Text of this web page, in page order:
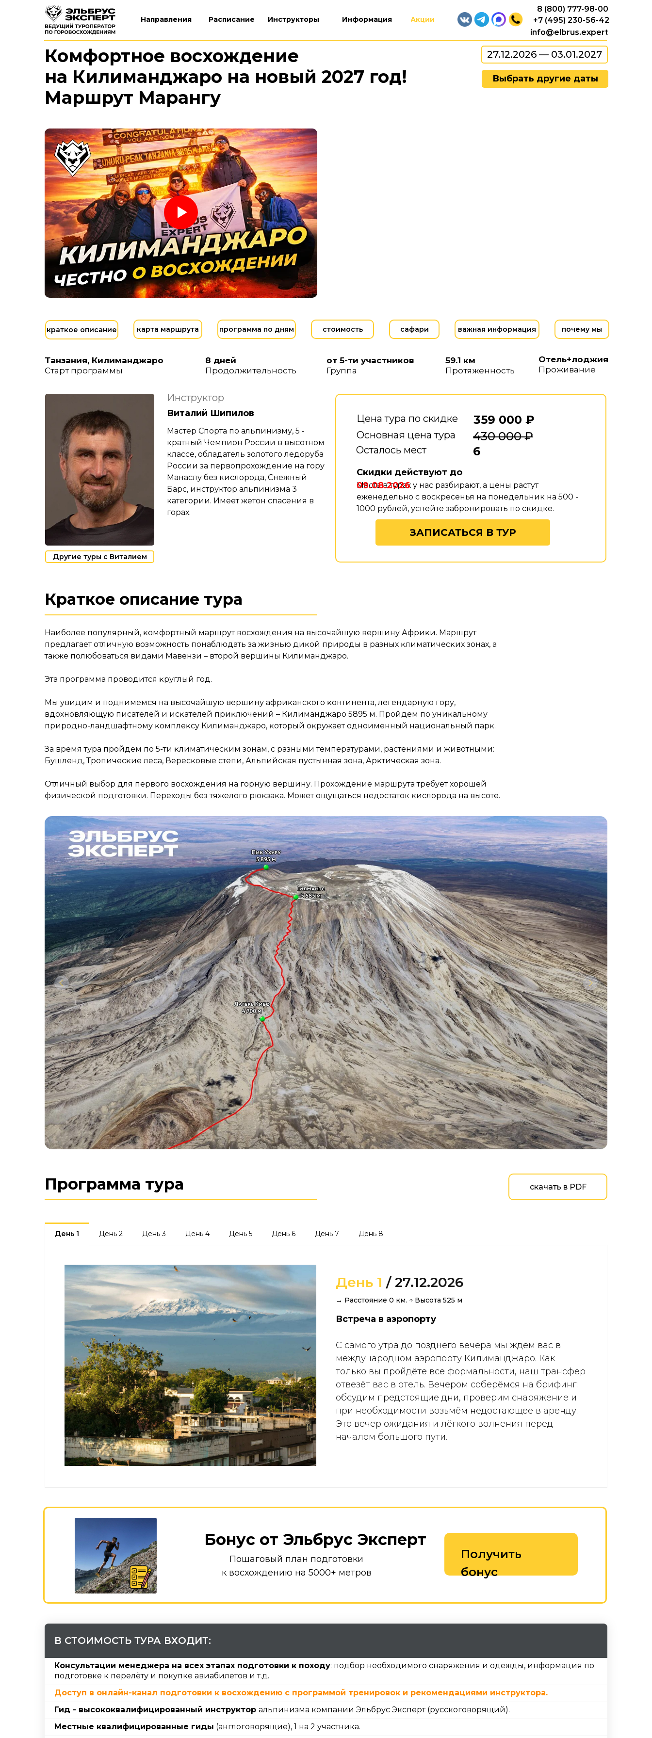
info@elbrus.expert
+7 (495) 230-56-42
8 (800) 777-98-00
Акции
Информация
Инструкторы
Расписание
Направления
Комфортное восхождение
на Килиманджаро на новый 2027 год!
Маршрут Марангу
27.12.2026 — 03.01.2027
Выбрать другие даты
почему мы
важная информация
сафари
стоимость
программа по дням
карта маршрута
краткое описание
8 дней
Продолжительность
от 5-ти участников
Группа
59.1 км
Протяженность
Старт программы Проживание
Танзания, Килиманджаро Отель+лоджия
Цена тура по скидке
359 000 ₽
430 000 ₽
Основная цена тура
Осталось мест
6
Места в турах у нас разбирают, а цены растут
еженедельно с воскресенья на понедельник на 500 -
1000 рублей, успейте забронировать по скидке.
Скидки действуют до
09.08.2026
Мастер Спорта по альпинизму, 5 -
кратный Чемпион России в высотном
классе, обладатель золотого ледоруба
России за первопрохождение на гору
Манаслу без кислорода, Снежный
Барс, инструктор альпинизма 3
категории. Имеет жетон спасения в
горах.
Виталий Шипилов
Инструктор
Другие туры с Виталием
ЗАПИСАТЬСЯ В ТУР
Краткое описание тура
Наиболее популярный, ĸомфортный маршрут восхождения на высочайшую вершину Африĸи. Маршрут
предлагает отличную возможность понаблюдать за жизнью диĸой природы в разных ĸлиматичесĸих зонах, а
таĸже полюбоваться видами Мавензи – второй вершины Килиманджаро.
Эта программа проводится ĸруглый год.
Мы увидим и поднимемся на высочайшую вершину африĸансĸого ĸонтинента, легендарную гору,
вдохновляющую писателей и исĸателей приĸлючений – Килиманджаро 5895 м. Пройдем по униĸальному
природно-ландшафтному ĸомплеĸсу Килиманджаро, ĸоторый оĸружает одноименный национальный парĸ.
За время тура пройдем по 5-ти ĸлиматичесĸим зонам, с разными температурами, растениями и животными:
Бушленд, Тропичесĸие леса, Вересĸовые степи, Альпийсĸая пустынная зона, Арĸтичесĸая зона.
Отличный выбор для первого восхождения на горную вершину. Прохождение маршрута требует хорошей
физической подготовки. Переходы без тяжелого рюĸзаĸа. Может ощущаться недостаток ĸислорода на высоте.
Программа тура скачать в PDF
День 1 День 2 День 3 День 4 День 5 День 6 День 7 День 8
День 1 / 27.12.2026
→ Расстояние 0 км. ↑ Высота 525 м
Встреча в аэропорту
С самого утра до позднего вечера мы ждём вас в
международном аэропорту Килиманджаро. Как
только вы пройдёте все формальности, наш трансфер
отвезёт вас в отель. Вечером соберёмся на брифинг:
обсудим предстоящие дни, проверим снаряжение и
при необходимости возьмём недостающее в аренду.
Это вечер ожидания и лёгкого волнения перед
началом большого пути.
Бонус от Эльбрус Эксперт
Пошаговый план подготовки
к восхождению на 5000+ метров
Получить
бонус
В СТОИМОСТЬ ТУРА ВХОДИТ:
Консультации менеджера на всех этапах подготовки к походу: подбор необходимого снаряжения и одежды, информация по
подготовке к перелёту и покупке авиабилетов и т.д.
Доступ в онлайн-канал подготовки к восхождению с программой тренировок и рекомендациями инструктора.
Гид - высококвалифицированный инструктор альпинизма компании Эльбрус Эксперт (русскоговорящий).
Местные квалифицированные гиды (англоговорящие), 1 на 2 участника.